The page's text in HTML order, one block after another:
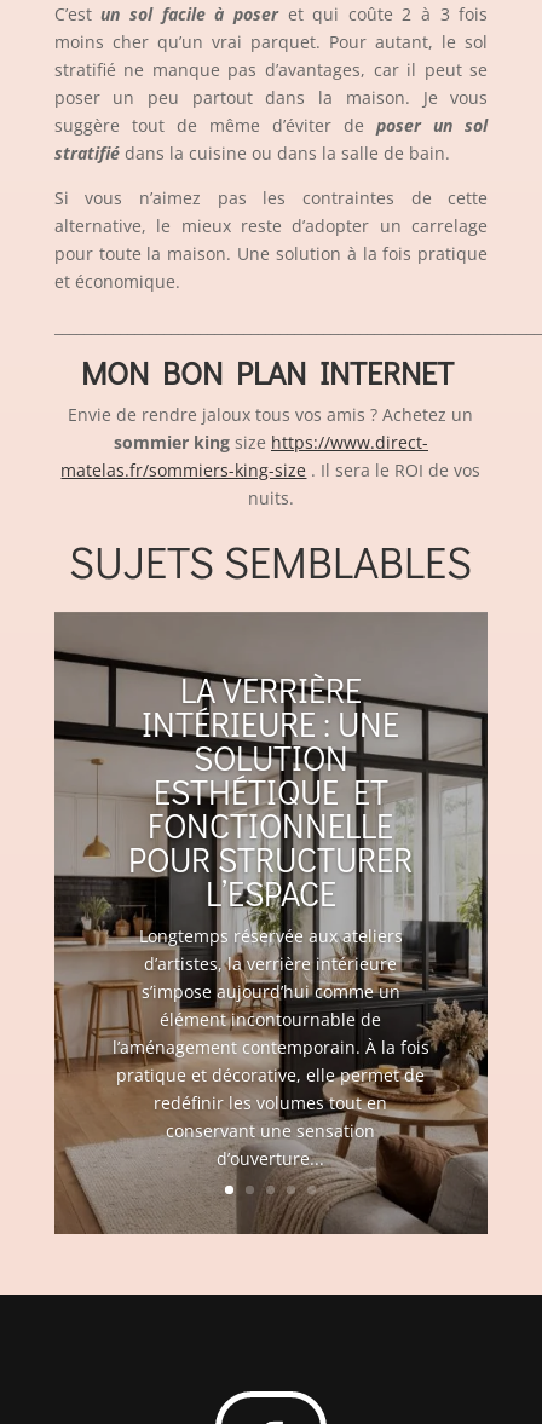
C’estun sol facile à poseret qui coûte 2 à 3 fois
moins cher qu’un vrai parquet. Pour autant, le sol
stratifié ne manque pas d’avantages, car il peut se
poser un peu partout dans la maison. Je vous
suggère tout de même d’éviter deposer un sol
stratifiédans la cuisine ou dans la salle de bain.
Si vous n’aimez pas les contraintes de cette
alternative, le mieux reste d’adopter un carrelage
pour toute la maison. Une solution à la fois pratique
et économique.
MON BON PLAN INTERNET
Envie de rendre jaloux tous vos amis ? Achetez un
sommier king size https://www.direct-
matelas.fr/sommiers-king-size . Il sera le ROI de vos
nuits.
SUJETS SEMBLABLES
LA VERRIÈRE
INTÉRIEURE : UNE
SOLUTION
ESTHÉTIQUE ET
FONCTIONNELLE
POUR STRUCTURER
L’ESPACE
Longtemps réservée aux ateliers
d’artistes, la verrière intérieure
s’impose aujourd’hui comme un
élément incontournable de
l’aménagement contemporain. À la fois
pratique et décorative, elle permet de
redéfinir les volumes tout en
conservant une sensation
d’ouverture...